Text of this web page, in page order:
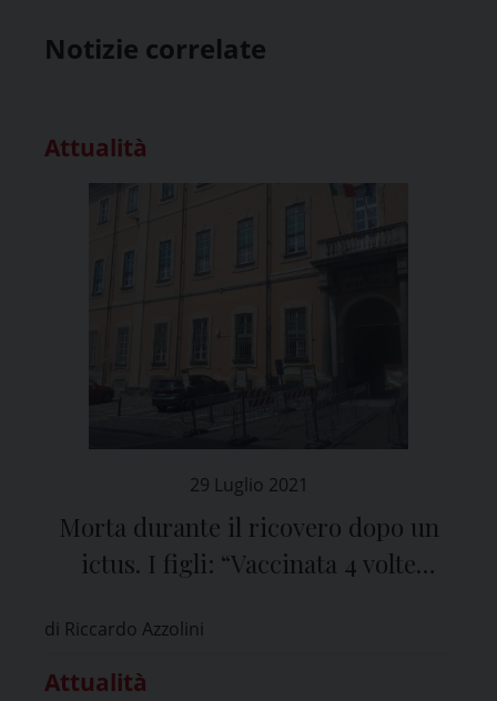
Notizie correlate
Attualità
29 Luglio 2021
Morta durante il ricovero dopo un
ictus. I figli: “Vaccinata 4 volte
di Riccardo Azzolini
Attualità